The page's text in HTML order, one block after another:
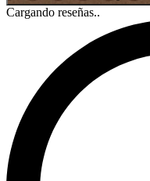
Cargando reseñas..